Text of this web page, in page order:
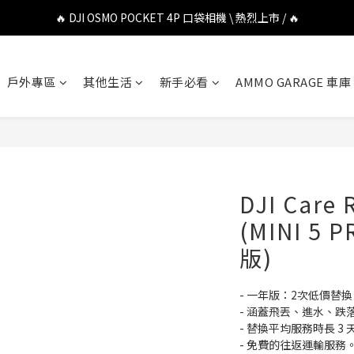
🔥 DJI OSMO POCKET 4P 口袋相機 \ 熱烈上市 / 🔥
🔥 DJI OSMO POCKET 4P 口袋相機 \ 熱烈上市 / 🔥
🔥 Insta360 GO Ultra Hello Kitty 聯名限定套裝 \ 時尚上市 / 🔥
戶外專區 其他生活 新手必看 AMMO GARAGE 車庫
DJI Care
(MINI 5
版)
- 一年版：2次低價替
- 涵蓋飛丟、進水、跌
- 替換平均服務時長 3
- 免費的往返運輸服務